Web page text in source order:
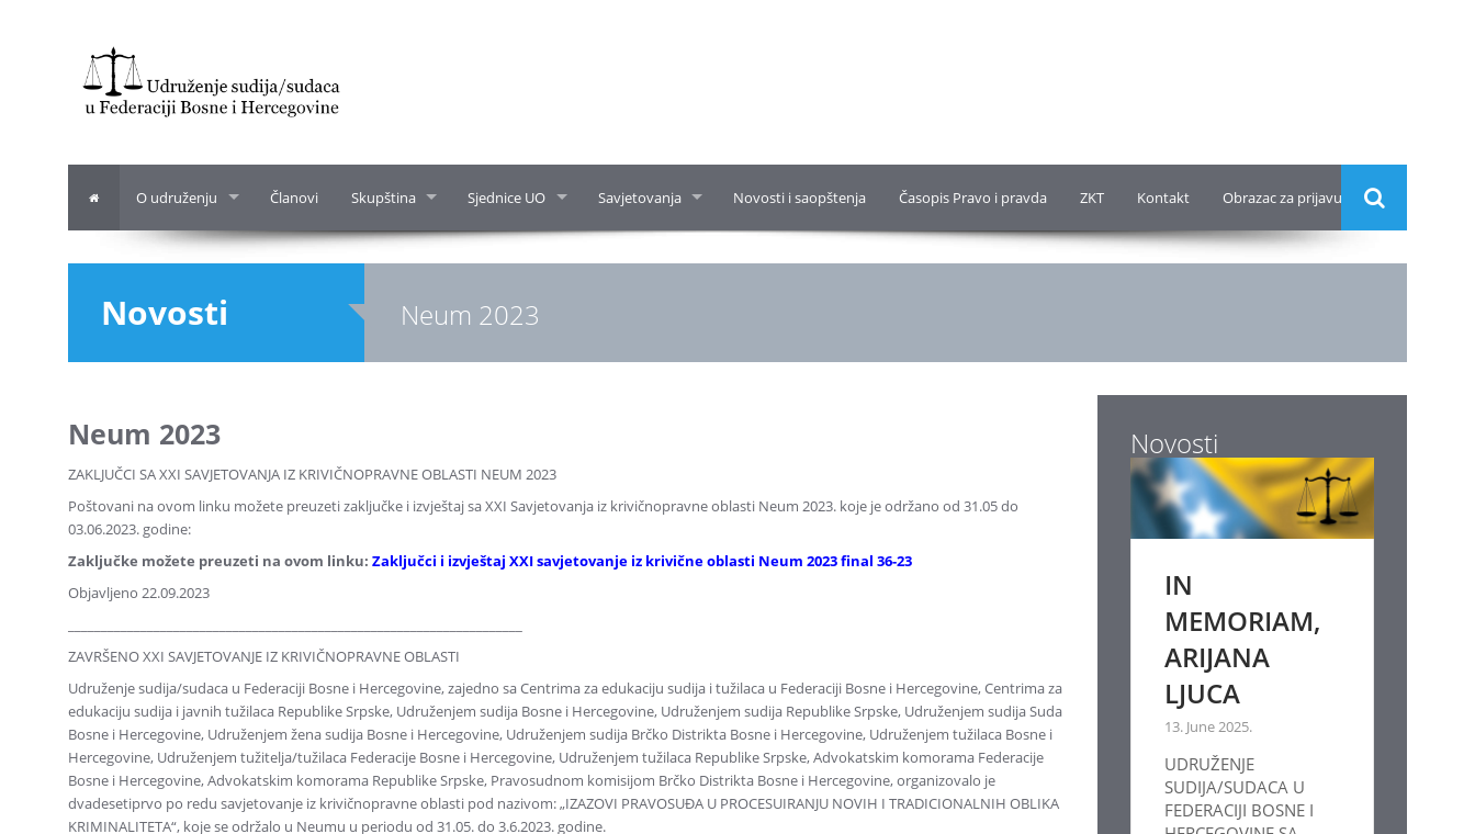
O udruženju Članovi Skupština Sjednice UO Savjetovanja Novosti i saopštenja Časopis Pravo i pravda ZKT Kontakt Obrazac za prijavu
Novosti Neum 2023
Neum 2023
ZAKLJUČCI SA XXI SAVJETOVANJA IZ KRIVIČNOPRAVNE OBLASTI NEUM 2023
Poštovani na ovom linku možete preuzeti zaključke i izvještaj sa XXI Savjetovanja iz krivičnopravne oblasti Neum 2023. koje je održano od 31.05 do
03.06.2023. godine:
Zaključke možete preuzeti na ovom linku: Zaključci i izvještaj XXI savjetovanje iz krivične oblasti Neum 2023 final 36-23
Objavljeno 22.09.2023
ZAVRŠENO XXI SAVJETOVANJE IZ KRIVIČNOPRAVNE OBLASTI
Udruženje sudija/sudaca u Federaciji Bosne i Hercegovine, zajedno sa Centrima za edukaciju sudija i tužilaca u Federaciji Bosne i Hercegovine, Centrima za
edukaciju sudija i javnih tužilaca Republike Srpske, Udruženjem sudija Bosne i Hercegovine, Udruženjem sudija Republike Srpske, Udruženjem sudija Suda
Bosne i Hercegovine, Udruženjem žena sudija Bosne i Hercegovine, Udruženjem sudija Brčko Distrikta Bosne i Hercegovine, Udruženjem tužilaca Bosne i
Hercegovine, Udruženjem tužitelja/tužilaca Federacije Bosne i Hercegovine, Udruženjem tužilaca Republike Srpske, Advokatskim komorama Federacije
Bosne i Hercegovine, Advokatskim komorama Republike Srpske, Pravosudnom komisijom Brčko Distrikta Bosne i Hercegovine, organizovalo je
dvadesetiprvo po redu savjetovanje iz krivičnopravne oblasti pod nazivom: „IZAZOVI PRAVOSUĐA U PROCESUIRANJU NOVIH I TRADICIONALNIH OBLIKA
KRIMINALITETA“, koje se održalo u Neumu u periodu od 31.05. do 3.6.2023. godine.
Novosti
IN
MEMORIAM,
ARIJANA
LJUCA
13. June 2025.
UDRUŽENJE
SUDIJA/SUDACA U
FEDERACIJI BOSNE I